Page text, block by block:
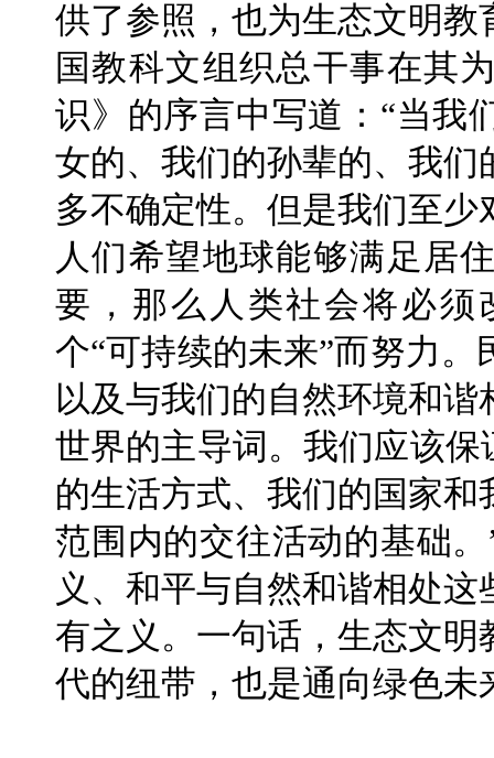
供了参照，也为生态文明
国教科文组织总干事在其
识》的序言中写道：“当我
女的、我们的孙辈的、我
多不确定性。但是我们至
人们希望地球能够满足居
要，那么人类社会将必
个“可持续的未来”而努力
以及与我们的自然环境和
世界的主导词。我们应该保
的生活方式、我们的国家
范围内的交往活动的基础
义、和平与自然和谐相处
有之义。一句话，生态文
代的纽带，也是通向绿色未